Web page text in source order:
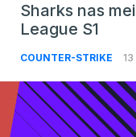
Sharks nas
League S1
COUNTER-STRIKE